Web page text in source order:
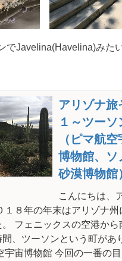
でJavelina(Havelina)みた
アリゾナ旅
１～ツーソ
（ピマ航
博物館、ソ
砂漠博物館
こんにちは、
１８年の年末はアリゾナ州
。 フェニックスの空港から
、ツーソンという町があ
宇宙博物館 今回の一番の